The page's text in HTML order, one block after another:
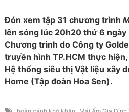
Đón xem tập 31 chương trình
lên sóng lúc 20h20 thứ 6
Chương trình do Công ty
truyền hình TP.HCM thực
Hệ thống siêu thị Vật liệu xây
Home (Tập đoàn Hoa Sen).